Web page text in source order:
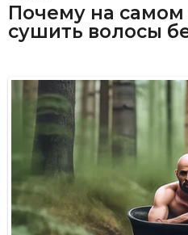
Почему на
сушить волосы